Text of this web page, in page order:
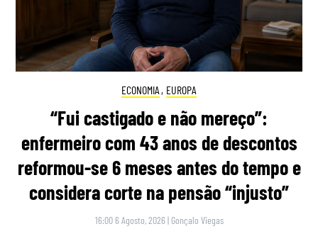
ECONOMIA , EUROPA
“Fui castigado e não mereço”:
enfermeiro com 43 anos de descontos
reformou-se 6 meses antes do tempo e
considera corte na pensão “injusto”
16:00 6 Agosto, 2026 | Gonçalo Viegas